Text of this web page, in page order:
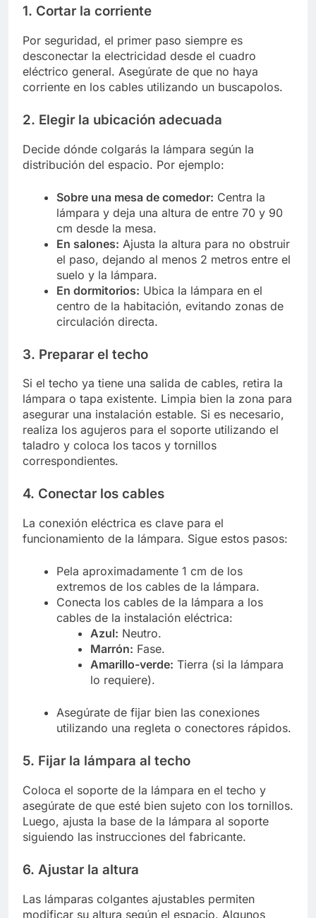
1. Cortar la corriente
Por seguridad, el primer paso siempre es
desconectar la electricidad desde el cuadro
eléctrico general. Asegúrate de que no haya
corriente en los cables utilizando un buscapolos.
2. Elegir la ubicación adecuada
Decide dónde colgarás la lámpara según la
distribución del espacio. Por ejemplo:
Sobre una mesa de comedor: Centra la
lámpara y deja una altura de entre 70 y 90
cm desde la mesa.
En salones: Ajusta la altura para no obstruir
el paso, dejando al menos 2 metros entre el
suelo y la lámpara.
En dormitorios: Ubica la lámpara en el
centro de la habitación, evitando zonas de
circulación directa.
3. Preparar el techo
Si el techo ya tiene una salida de cables, retira la
lámpara o tapa existente. Limpia bien la zona para
asegurar una instalación estable. Si es necesario,
realiza los agujeros para el soporte utilizando el
taladro y coloca los tacos y tornillos
correspondientes.
4. Conectar los cables
La conexión eléctrica es clave para el
funcionamiento de la lámpara. Sigue estos pasos:
Pela aproximadamente 1 cm de los
extremos de los cables de la lámpara.
Conecta los cables de la lámpara a los
cables de la instalación eléctrica:
Azul: Neutro.
Marrón: Fase.
Amarillo-verde: Tierra (si la lámpara
lo requiere).
Asegúrate de fijar bien las conexiones
utilizando una regleta o conectores rápidos.
5. Fijar la lámpara al techo
Coloca el soporte de la lámpara en el techo y
asegúrate de que esté bien sujeto con los tornillos.
Luego, ajusta la base de la lámpara al soporte
siguiendo las instrucciones del fabricante.
6. Ajustar la altura
Las lámparas colgantes ajustables permiten
modificar su altura según el espacio. Algunos